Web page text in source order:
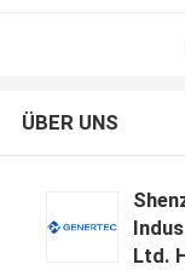
ÜBER UNS
Ltd.